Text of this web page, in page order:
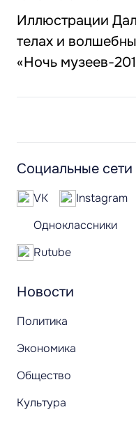
Иллюстрации
телах и
«Ночь музеев-
Новости
Политика
Экономика
Общество
Культура
Социальные сети
VK Instagram
Одноклассники
Rutube